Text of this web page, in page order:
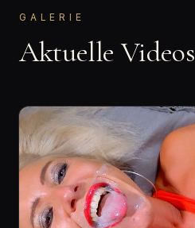
GALERIE
Aktuelle Videos